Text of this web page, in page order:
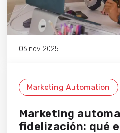
06 nov 2025
Marketing Automation
Marketing
fidelización: qué